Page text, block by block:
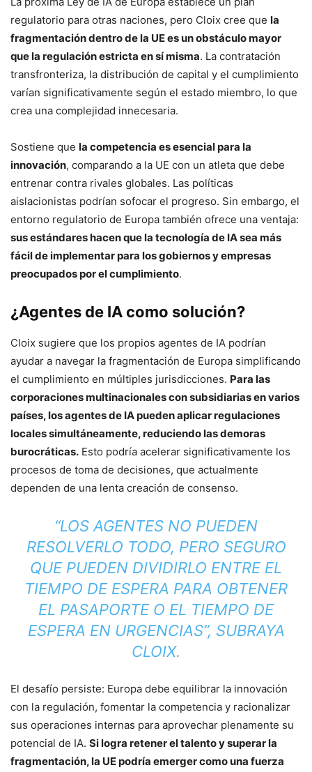
regulatorio para otras naciones, pero Cloix cree que la
fragmentación dentro de la UE es un obstáculo mayor
que la regulación estricta en sí misma. La contratación
transfronteriza, la distribución de capital y el cumplimiento
varían significativamente según el estado miembro, lo que
crea una complejidad innecesaria.
Sostiene que la competencia es esencial para la
innovación, comparando a la UE con un atleta que debe
entrenar contra rivales globales. Las políticas
aislacionistas podrían sofocar el progreso. Sin embargo, el
entorno regulatorio de Europa también ofrece una ventaja:
sus estándares hacen que la tecnología de IA sea más
fácil de implementar para los gobiernos y empresas
preocupados por el cumplimiento.
¿Agentes de IA como solución?
Cloix sugiere que los propios agentes de IA podrían
ayudar a navegar la fragmentación de Europa simplificando
el cumplimiento en múltiples jurisdicciones. Para las
corporaciones multinacionales con subsidiarias en varios
países, los agentes de IA pueden aplicar regulaciones
locales simultáneamente, reduciendo las demoras
burocráticas. Esto podría acelerar significativamente los
procesos de toma de decisiones, que actualmente
dependen de una lenta creación de consenso.
“LOS AGENTES NO PUEDEN
RESOLVERLO TODO, PERO SEGURO
QUE PUEDEN DIVIDIRLO ENTRE EL
TIEMPO DE ESPERA PARA OBTENER
EL PASAPORTE O EL TIEMPO DE
ESPERA EN URGENCIAS”, SUBRAYA
CLOIX.
El desafío persiste: Europa debe equilibrar la innovación
con la regulación, fomentar la competencia y racionalizar
sus operaciones internas para aprovechar plenamente su
potencial de IA. Si logra retener el talento y superar la
fragmentación, la UE podría emerger como una fuerza